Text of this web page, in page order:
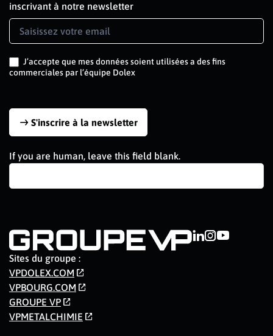
inscrivant à notre newsletter
Newsletter
Signup
J’accepte que mes données soient utilisées a des fins
commerciales par l’équipe Dolex
S'inscrire à la newsletter
If you are human, leave this field blank.
Sites du groupe :
VPDOLEX.COM
VPBOURG.COM
GROUPE VP
VPMETALCHIMIE